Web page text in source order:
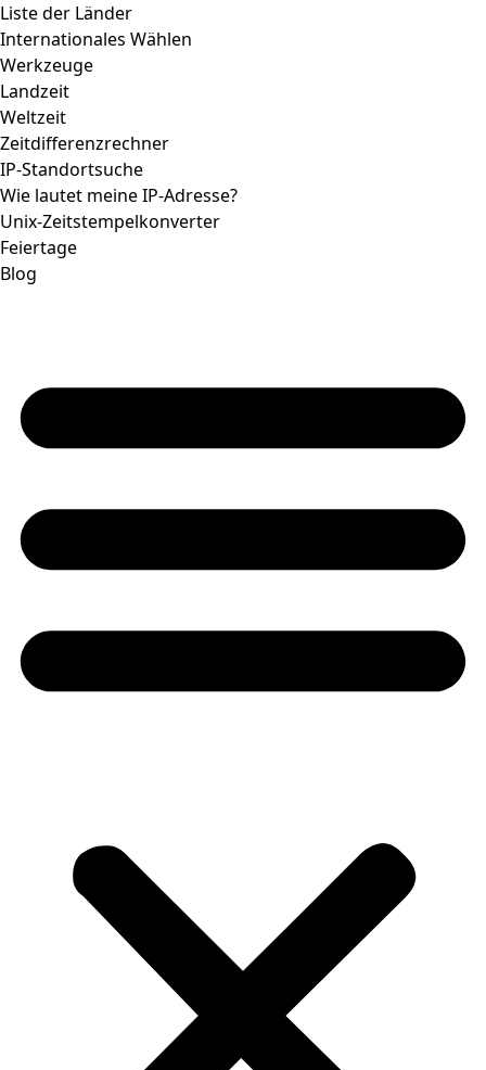
Liste der Länder
Internationales Wählen
Werkzeuge
Landzeit
Weltzeit
Zeitdifferenzrechner
IP-Standortsuche
Wie lautet meine IP-Adresse?
Unix-Zeitstempelkonverter
Feiertage
Blog